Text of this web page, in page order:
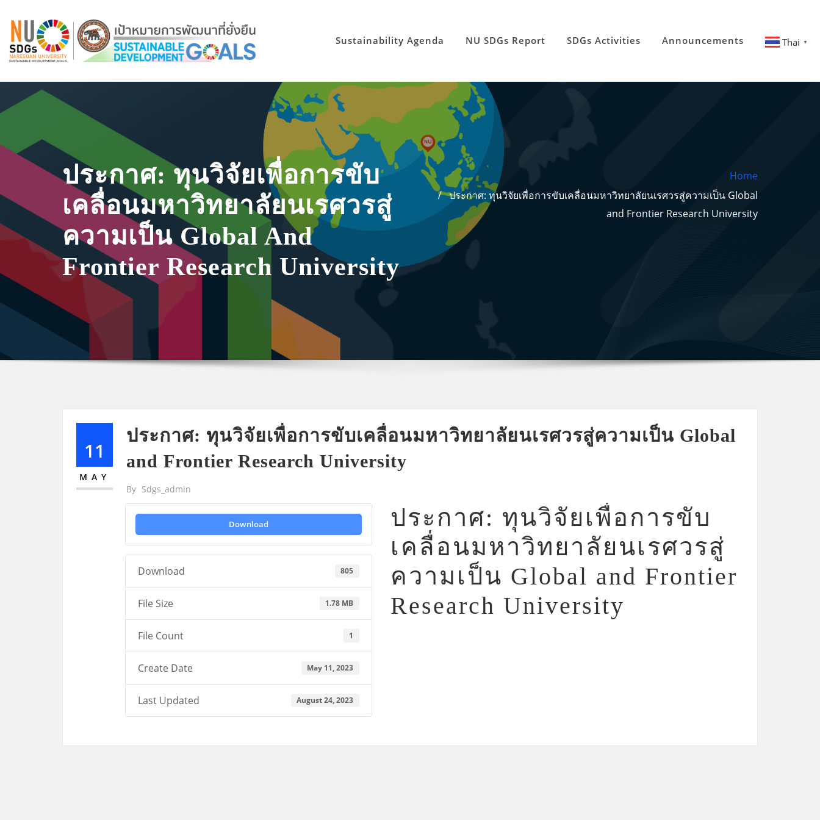
Sustainability Agenda NU SDGs Report SDGs Activities Announcements Thai ▼
ประกาศ: ทุนวิจัยเพื่อการขับ
เคลื่อนมหาวิทยาลัยนเรศวรสู่
ความเป็น Global And
Frontier Research University
Home
ประกาศ: ทุนวิจัยเพื่อการขับเคลื่อนมหาวิทยาลัยนเรศวรสู่ความเป็น Global
and Frontier Research University
11
MAY
ประกาศ: ทุนวิจัยเพื่อการขับเคลื่อนมหาวิทยาลัยนเรศวรสู่ความเป็น Global
and Frontier Research University
By Sdgs_admin
Download
Download 805
File Size 1.78 MB
File Count 1
Create Date May 11, 2023
Last Updated August 24, 2023
ประกาศ: ทุนวิจัยเพื่อการขับ
เคลื่อนมหาวิทยาลัยนเรศวรสู่
ความเป็น Global and Frontier
Research University